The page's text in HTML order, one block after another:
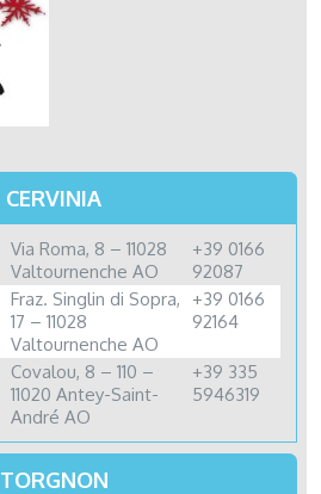
CERVINIA
Via Roma, 8 – 11028
Valtournenche AO
+39 0166
92087
Fraz. Singlin di Sopra,
17 – 11028
Valtournenche AO
+39 0166
92164
Covalou, 8 – 110 –
11020 Antey-Saint-
André AO
+39 335
5946319
TORGNON